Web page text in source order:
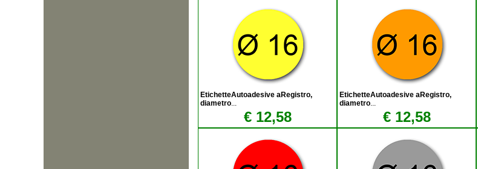
EtichetteAutoadesive aRegistro,
diametro...
€ 12,58
EtichetteAutoadesive aRegistro,
diametro...
€ 12,58